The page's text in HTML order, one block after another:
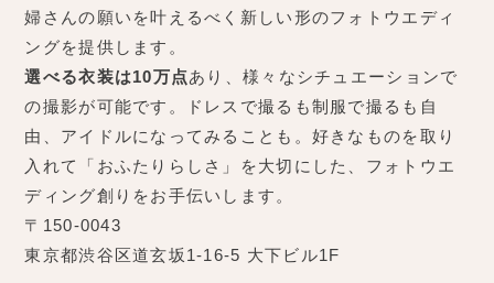
婦さんの願いを叶えるべく新しい形のフォトウエディ
ングを提供します。
選べる衣装は10万点あり、様々なシチュエーションで
の撮影が可能です。ドレスで撮るも制服で撮るも自
由、アイドルになってみることも。好きなものを取り
入れて「おふたりらしさ」を大切にした、フォトウエ
ディング創りをお手伝いします。
〒150-0043
東京都渋谷区道玄坂1-16-5 大下ビル1F